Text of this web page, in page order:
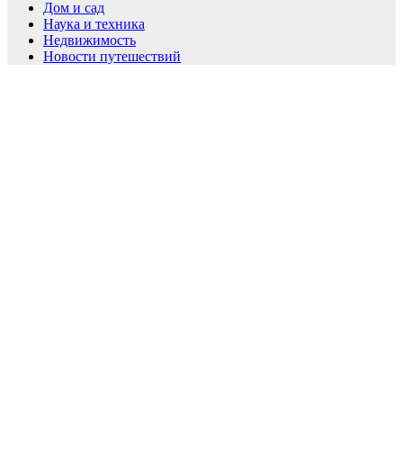
Дом и сад
Наука и техника
Недвижимость
Новости путешествий